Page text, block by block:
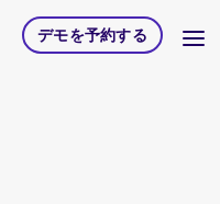
デモを予約する